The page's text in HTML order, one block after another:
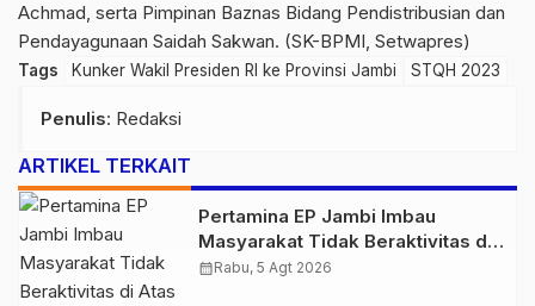
Achmad, serta Pimpinan Baznas Bidang Pendistribusian dan
Pendayagunaan Saidah Sakwan. (SK-BPMI, Setwapres)
Tags Kunker Wakil Presiden RI ke Provinsi Jambi STQH 2023
Penulis: Redaksi
ARTIKEL TERKAIT
Pertamina EP Jambi Imbau
Masyarakat Tidak Beraktivitas di
Atas Jalur Pipa Migas Demi
calendar_monthRabu, 5 Agt 2026